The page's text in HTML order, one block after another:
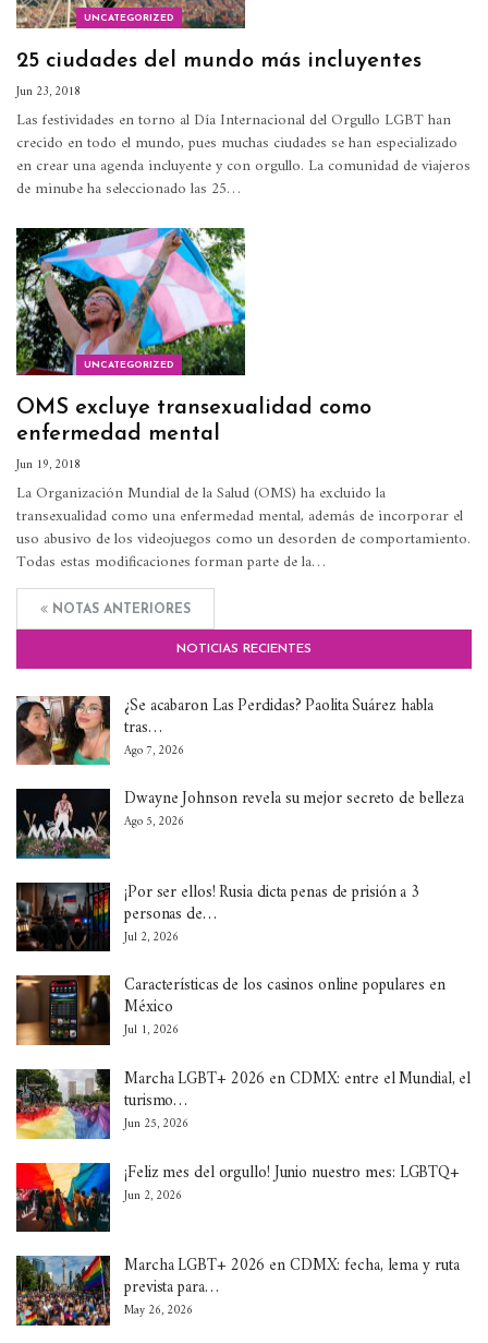
UNCATEGORIZED
25 ciudades del mundo más incluyentes
Jun 23, 2018
Las festividades en torno al Día Internacional del Orgullo LGBT han
crecido en todo el mundo, pues muchas ciudades se han especializado
en crear una agenda incluyente y con orgullo. La comunidad de viajeros
de minube ha seleccionado las 25…
UNCATEGORIZED
OMS excluye transexualidad como
enfermedad mental
Jun 19, 2018
La Organización Mundial de la Salud (OMS) ha excluido la
transexualidad como una enfermedad mental, además de incorporar el
uso abusivo de los videojuegos como un desorden de comportamiento.
Todas estas modificaciones forman parte de la…
NOTAS ANTERIORES
NOTICIAS RECIENTES
¿Se acabaron Las Perdidas? Paolita Suárez habla
tras…
Ago 7, 2026
Dwayne Johnson revela su mejor secreto de belleza
Ago 5, 2026
¡Por ser ellos! Rusia dicta penas de prisión a 3
personas de…
Jul 2, 2026
Características de los casinos online populares en
México
Jul 1, 2026
Marcha LGBT+ 2026 en CDMX: entre el Mundial, el
turismo…
Jun 25, 2026
¡Feliz mes del orgullo! Junio nuestro mes: LGBTQ+
Jun 2, 2026
Marcha LGBT+ 2026 en CDMX: fecha, lema y ruta
prevista para…
May 26, 2026